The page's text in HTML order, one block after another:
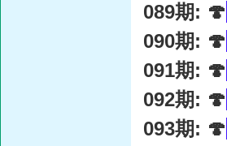
089期: 🍄
090期: 🍄
091期: 🍄
092期: 🍄
093期: 🍄